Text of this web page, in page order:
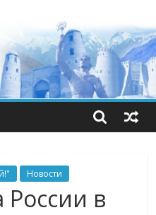
Новости
России в